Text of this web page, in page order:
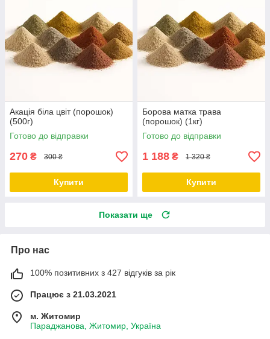
Акація біла цвіт (порошок)
(500г)
Готово до відправки
270 ₴ 300 ₴
Купити
Борова матка трава
(порошок) (1кг)
Готово до відправки
1 188 ₴ 1 320 ₴
Купити
Показати ще
Про нас
100% позитивних з 427 відгуків за рік
Працює з 21.03.2021
м. Житомир
Параджанова, Житомир, Україна